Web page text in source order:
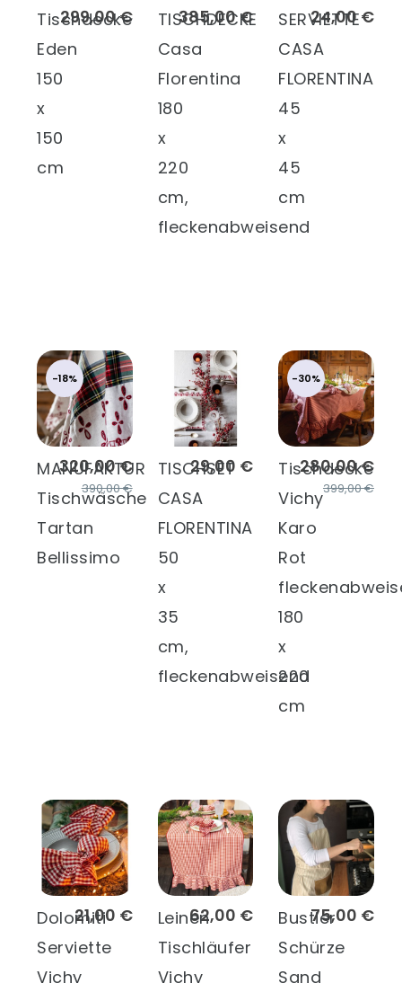
299,00 €
Tischdecke
Eden
150
x
150
cm
385,00 €
TISCHDECKE
Casa
Florentina
180
x
220
cm,
fleckenabweisend
24,00 €
SERVIETTE
CASA
FLORENTINA
45
x
45
cm
-18%
320,00 €
390,00 €
MANUFAKTUR
Tischwäsche
Tartan
Bellissimo
29,00 €
TISCHSET
CASA
FLORENTINA
50
x
35
cm,
fleckenabweisend
-30%
280,00 €
399,00 €
Tischdecke
Vichy
Karo
Rot
180
x
220
cm
21,00 €
Dolomiti
Serviette
Vichy
62,00 €
Leinen
Tischläufer
Vichy
75,00 €
Bustier
Schürze
Sand